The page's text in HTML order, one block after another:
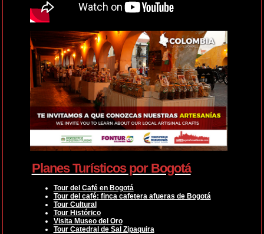
Planes Turísticos por Bogotá
Tour del Café en Bogotá
Tour del café: finca cafetera afueras de Bogotá
Tour Cultural
Tour Histórico
Visita Museo del Oro
Tour Catedral de Sal Zipaquira